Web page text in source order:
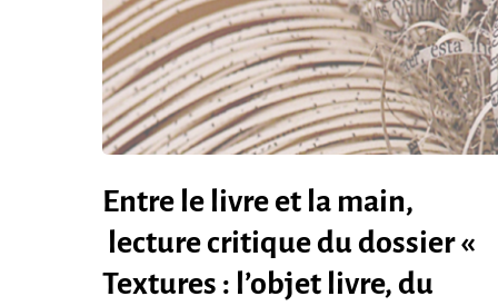
Entre le livre et la main,
lecture critique du dossier «
Textures : l’objet livre, du